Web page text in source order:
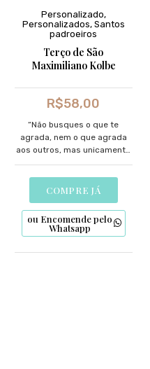
Personalizado,
Personalizados, Santos
padroeiros
Terço de São
Maximiliano Kolbe
R$58,00
“Não busques o que te
agrada, nem o que agrada
aos outros, mas unicamente
COMPRE JÁ
ou Encomende pelo
Whatsapp